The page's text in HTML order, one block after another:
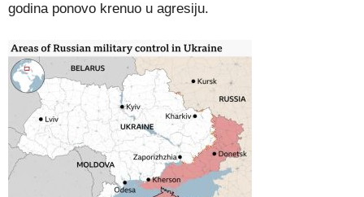
godina ponovo krenuo u agresiju.